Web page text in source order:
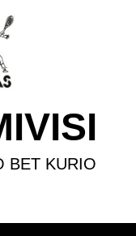
BET KURIO